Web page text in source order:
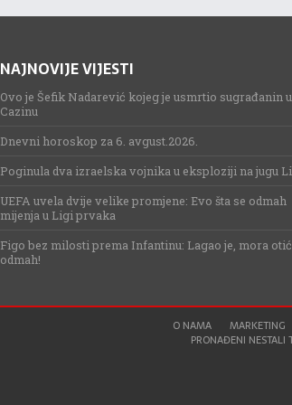
NAJNOVIJE VIJESTI
Ovo je Šefik Nadarević kojeg je usmrtio sugrađanin u
Cazinu
Dnevni horoskop za 6. avgust.2026.
Poginula dva izraelska vojnika u eksploziji na jugu
UEFA uvela dvije velike promjene: Evo šta se odmah
mijenja u Ligi prvaka
Figo bez milosti prema Infantinu: Lagao je, mora
odmah!
O NAMA MARKETING
PRONAĐENI NESTALI